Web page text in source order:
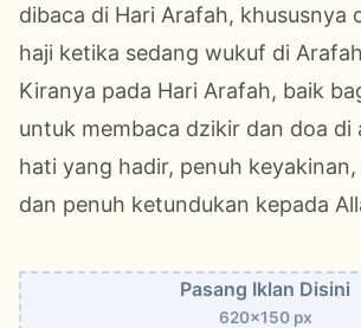
dibaca di Hari Arafah, khususnya
haji ketika sedang wukuf di
Kiranya pada Hari Arafah, baik
untuk membaca dzikir dan doa di
hati yang hadir, penuh
dan penuh ketundukan kepada
Pasang Iklan Disini
620x150 px